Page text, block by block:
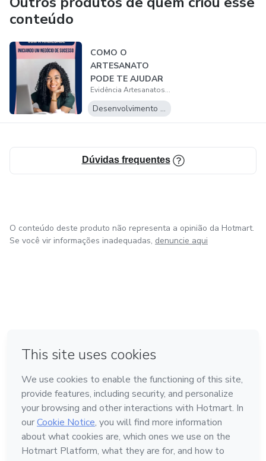
conteúdo
COMO O
ARTESANATO
PODE TE AJUDAR
COM A ANSIEDADE
- INICIAND...
Evidência Artesanatos - por Scheila Rech
Desenvolvimento Pessoal
Dúvidas frequentes
O conteúdo deste produto não representa a opinião da Hotmart.
Se você vir informações inadequadas, denuncie aqui
Feito com ❤ na Cidade do México
Conheça a Hotmart
Idioma